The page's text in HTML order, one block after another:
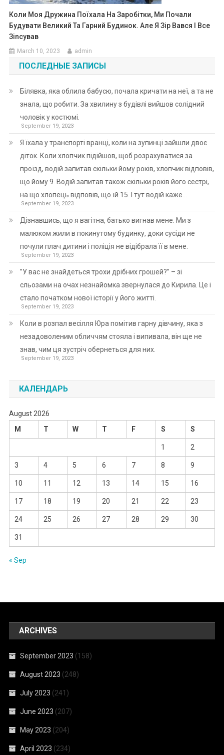
Коли Моя Дружина Поїхала На Заробітки, Ми Почали
Будувати Великий Та Гарний Будинок. Але Я Зір Вався І Все
Зіnсував
March 10, 2023 admin
ПОСЛЕДНЫЕ ЗАПИСЫ
Білявка, яка облила бабусю, почала кричати на неї, а та не
знала, що робити. За хвилину з будівлі вийшов солідний
чоловік у костюмі.
September 19, 2023
Я їхала у транспорті вранці, коли на зупинці зайшли двоє
діток. Коли хлопчик підійшов, щоб розрахуватися за
проїзд, водій запитав скільки йому років, хлопчик відповів,
що йому 9. Водій запитав також скільки років його сестрі,
на що хлопець відповів, що їй 15. І тут водій каже…
September 19, 2023
Дізнавшись, що я вагітна, батько вигнав мене. Ми з
малюком жили в покинутому будинку, доки сусіди не
почули плач дитини і поліція не відібрала її в мене.
September 19, 2023
”У вас не знайдеться трохи дрібних грошей?” – зі
сльозами на очах незнайомка звернулася до Кирила. Це і
стало початком нової історії у його житті.
September 19, 2023
Коли в розпал весілля Юра помітив гарну дівчину, яка з
незадоволеним обличчям стояла і випивала, він ще не
знав, чим ця зустріч обернеться для них.
September 19, 2023
КАЛЕНДАРЬ
August 2026
M
T W T F S S
1 2
3 4 5 6 7 8 9
10 11 12 13 14 15 16
17 18 19 20 21 22 23
24 25 26 27 28 29 30
31
« Sep
ARCHIVES
September 2023 (158)
August 2023 (248)
July 2023 (241)
June 2023 (207)
May 2023 (204)
April 2023 (234)